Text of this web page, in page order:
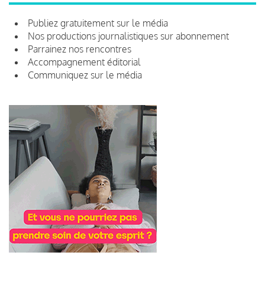
Publiez gratuitement sur le média
Nos productions journalistiques sur abonnement
Parrainez nos rencontres
Accompagnement éditorial
Communiquez sur le média